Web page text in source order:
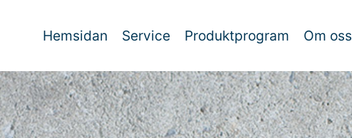
Hemsidan Service Produktprogram Om oss